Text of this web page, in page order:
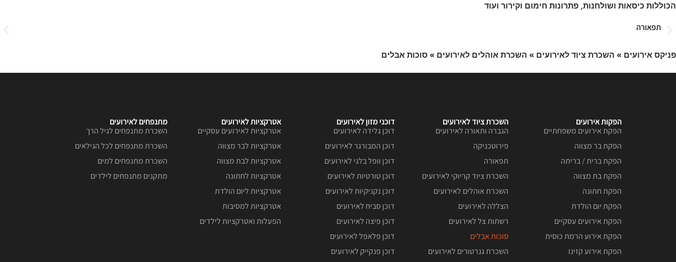
הכוללות כיסאות ושולחנות, פתרונות חימום וקירור ועוד
תפאורה
פניקס אירועים » השכרת ציוד לאירועים » השכרת אוהלים לאירועים » סוכות אבלים
הפקות אירועים
הפקת אירועים משפחתיים
הפקת בר מצווה
הפקת ברית / בריתה
הפקת בת מצווה
הפקת חתונה
הפקת יום הולדת
הפקת אירועים עסקיים
הפקת אירוע הרמת כוסית
הפקת אירוע קזינו
השכרת ציוד לאירועים
הגברה ותאורה לאירועים
פירוטכניקה
תפאורה
השכרת ציוד קריוקי לאירועים
השכרת אוהלים לאירועים
הצללה לאירועים
רשתות צל לאירועים
סוכות אבלים
השכרת גנרטורים לאירועים
דוכני מזון לאירועים
דוכן גלידה לאירועים
דוכן המבורגר לאירועים
דוכן וופל בלגי לאירועים
דוכן טורטיות לאירועים
דוכן נקניקיות לאירועים
דוכן סביח לאירועים
דוכן פיצה לאירועים
דוכן פלאפל לאירועים
דוכן פנקייק לאירועים
אטרקציות לאירועים
אטרקציות לאירועים עסקיים
אטרקציות לבר מצווה
אטרקציות לבת מצווה
אטרקציות לחתונה
אטרקציות ליום הולדת
אטרקציות למסיבות
הפעלות ואטרקציות לילדים
מתנפחים לאירועים
השכרת מתנפחים לגיל הרך
השכרת מתנפחים לכל הגילאים
השכרת מתנפחים למים
מתקנים מתנפחים לילדים